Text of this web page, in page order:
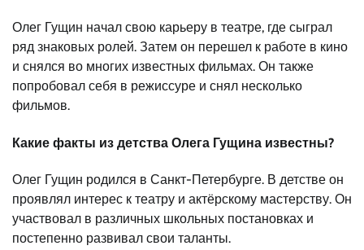
Олег Гущин начал свою карьеру в театре, где сыграл
ряд знаковых ролей. Затем он перешел к работе в кино
и снялся во многих известных фильмах. Он также
попробовал себя в режиссуре и снял несколько
фильмов.
Какие факты из детства Олега Гущина известны?
Олег Гущин родился в Санкт-Петербурге. В детстве он
проявлял интерес к театру и актёрскому мастерству. Он
участвовал в различных школьных постановках и
постепенно развивал свои таланты.